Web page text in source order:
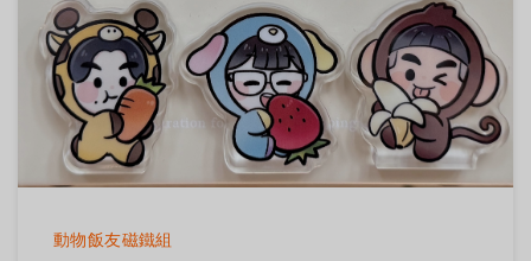
動物飯友磁鐵組